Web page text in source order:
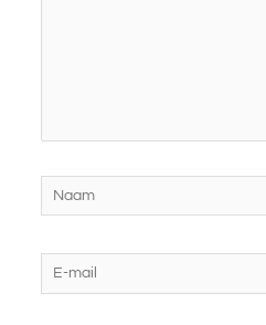
Naam
mail